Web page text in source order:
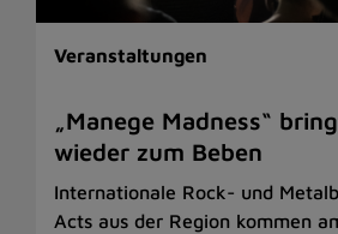
Veranstaltungen
„Manege Madness“
wieder zum Beben
Internationale Rock- und
Acts aus der Region kommen